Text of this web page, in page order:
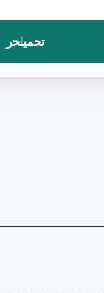
تحميلحر